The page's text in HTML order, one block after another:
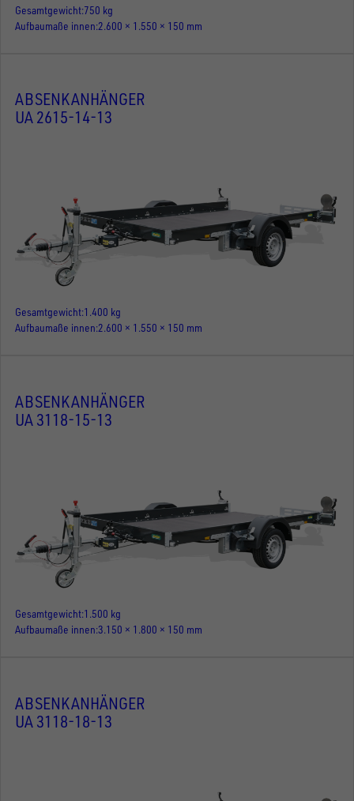
Gesamtgewicht 750 kg
Aufbaumaße innen 2.600 × 1.550 × 150 mm
ABSENKANHÄNGER
UA 2615-14-13
Gesamtgewicht 1.400 kg
Aufbaumaße innen 2.600 × 1.550 × 150 mm
ABSENKANHÄNGER
UA 3118-15-13
Gesamtgewicht 1.500 kg
Aufbaumaße innen 3.150 × 1.800 × 150 mm
ABSENKANHÄNGER
UA 3118-18-13